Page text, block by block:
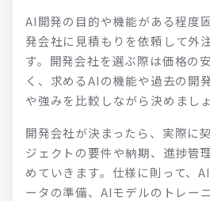
AI開発の目的や機能がある程度
発会社に見積もりを依頼して外
す。開発会社を選ぶ際は価格の
く、求めるAIの機能や過去の開
や強みを比較しながら決めましょ
開発会社が決まったら、実際に
ジェクトの要件や納期、進捗管
めていきます。仕様に則って、
ータの準備、AIモデルのトレー